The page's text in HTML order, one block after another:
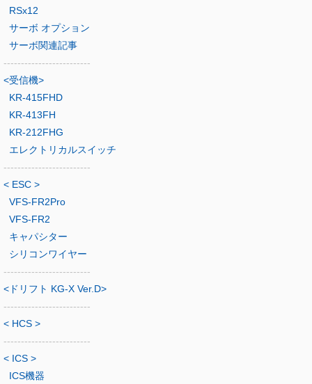
RSx12
サーボ オプション
サーボ関連記事
-------------------------
<受信機>
KR-415FHD
KR-413FH
KR-212FHG
エレクトリカルスイッチ
-------------------------
< ESC >
VFS-FR2Pro
VFS-FR2
キャパシター
シリコンワイヤー
-------------------------
<ドリフト KG-X Ver.D>
-------------------------
< HCS >
-------------------------
< ICS >
ICS機器